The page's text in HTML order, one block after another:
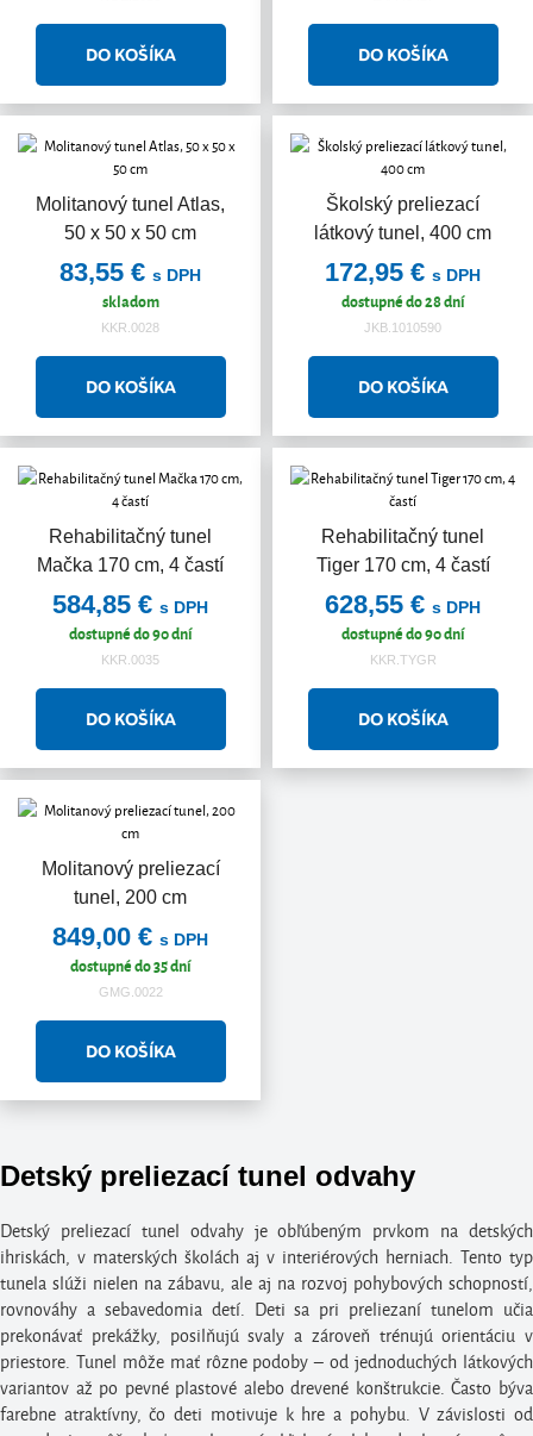
Molitanový tunel Atlas,
50 x 50 x 50 cm
83,55 € s DPH
skladom
KKR.0028
Školský preliezací
látkový tunel, 400 cm
172,95 € s DPH
dostupné do 28 dní
JKB.1010590
Rehabilitačný tunel
Mačka 170 cm, 4 častí
584,85 € s DPH
dostupné do 90 dní
KKR.0035
Rehabilitačný tunel
Tiger 170 cm, 4 častí
628,55 € s DPH
dostupné do 90 dní
KKR.TYGR
Molitanový preliezací
tunel, 200 cm
849,00 € s DPH
dostupné do 35 dní
GMG.0022
Detský preliezací tunel odvahy
Detský preliezací tunel odvahy je obľúbeným prvkom na detských
ihriskách, v materských školách aj v interiérových herniach. Tento typ
tunela slúži nielen na zábavu, ale aj na rozvoj pohybových schopností,
rovnováhy a sebavedomia detí. Deti sa pri preliezaní tunelom učia
prekonávať prekážky, posilňujú svaly a zároveň trénujú orientáciu v
priestore. Tunel môže mať rôzne podoby – od jednoduchých látkových
variantov až po pevné plastové alebo drevené konštrukcie. Často býva
farebne atraktívny, čo deti motivuje k hre a pohybu. V závislosti od